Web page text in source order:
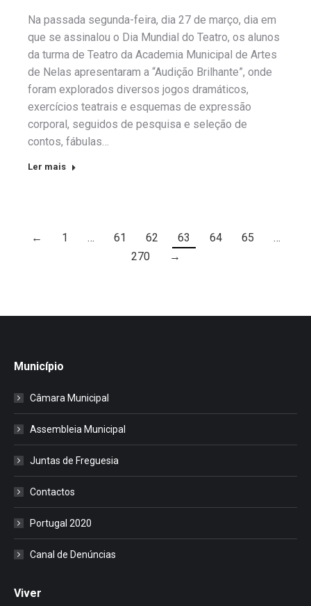
Na passada segunda-feira, dia 27 de março, dia em
que se assinalou o Dia Mundial do Teatro, os alunos
da turma de Teatro da Academia Municipal de Artes
de Nelas apresentaram a “Audição Brilhante”, onde
foram explorados diversos jogos dramáticos,
exercícios teatrais e esquemas de expressão
corporal, seguidos de pesquisa e seleção de
contos, fábulas…
Ler mais
← 1 … 61 62 63 64 65
…
270
→
Município
Câmara Municipal
Assembleia Municipal
Juntas de Freguesia
Contactos
Portugal 2020
Canal de Denúncias
Viver